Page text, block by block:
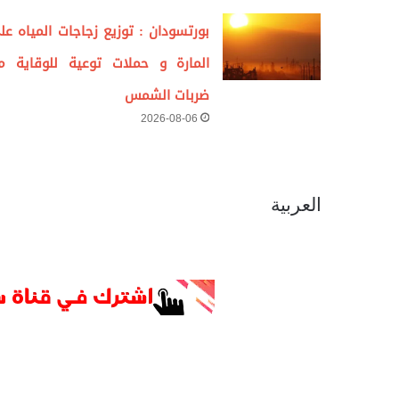
بورتسودان : توزيع زجاجات المياه
المارة و حملات توعية للوقاية
ضربات الشمس
2026-08-06
العربية